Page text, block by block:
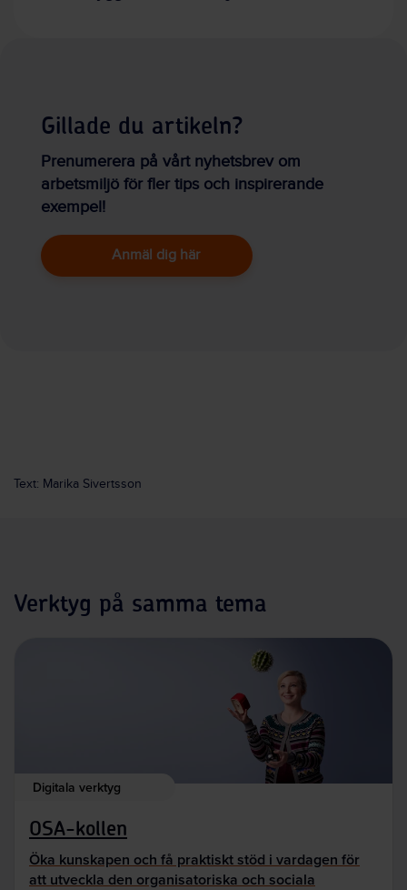
Gillade du artikeln?
Prenumerera på vårt nyhetsbrev om
arbetsmiljö för fler tips och inspirerande
exempel!
Anmäl dig här
Text: Marika Sivertsson
Verktyg på samma tema
Digitala verktyg
OSA-kollen
Öka kunskapen och få praktiskt stöd i vardagen för
att utveckla den organisatoriska och sociala